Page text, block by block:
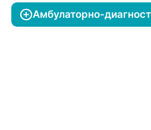
Амбулаторно-